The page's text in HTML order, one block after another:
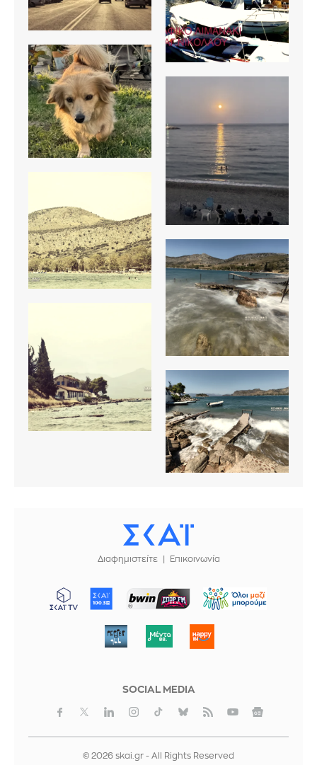
Διαφημιστείτε Επικοινωνία
ΜΠΟΡΟΥΜΕ
SOCIAL MEDIA
© 2026 skai.gr - All Rights Reserved